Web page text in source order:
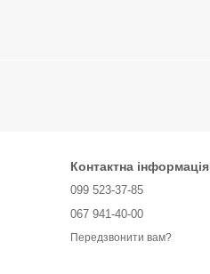
Контактна інформація
099 523-37-85
067 941-40-00
Передзвонити вам?